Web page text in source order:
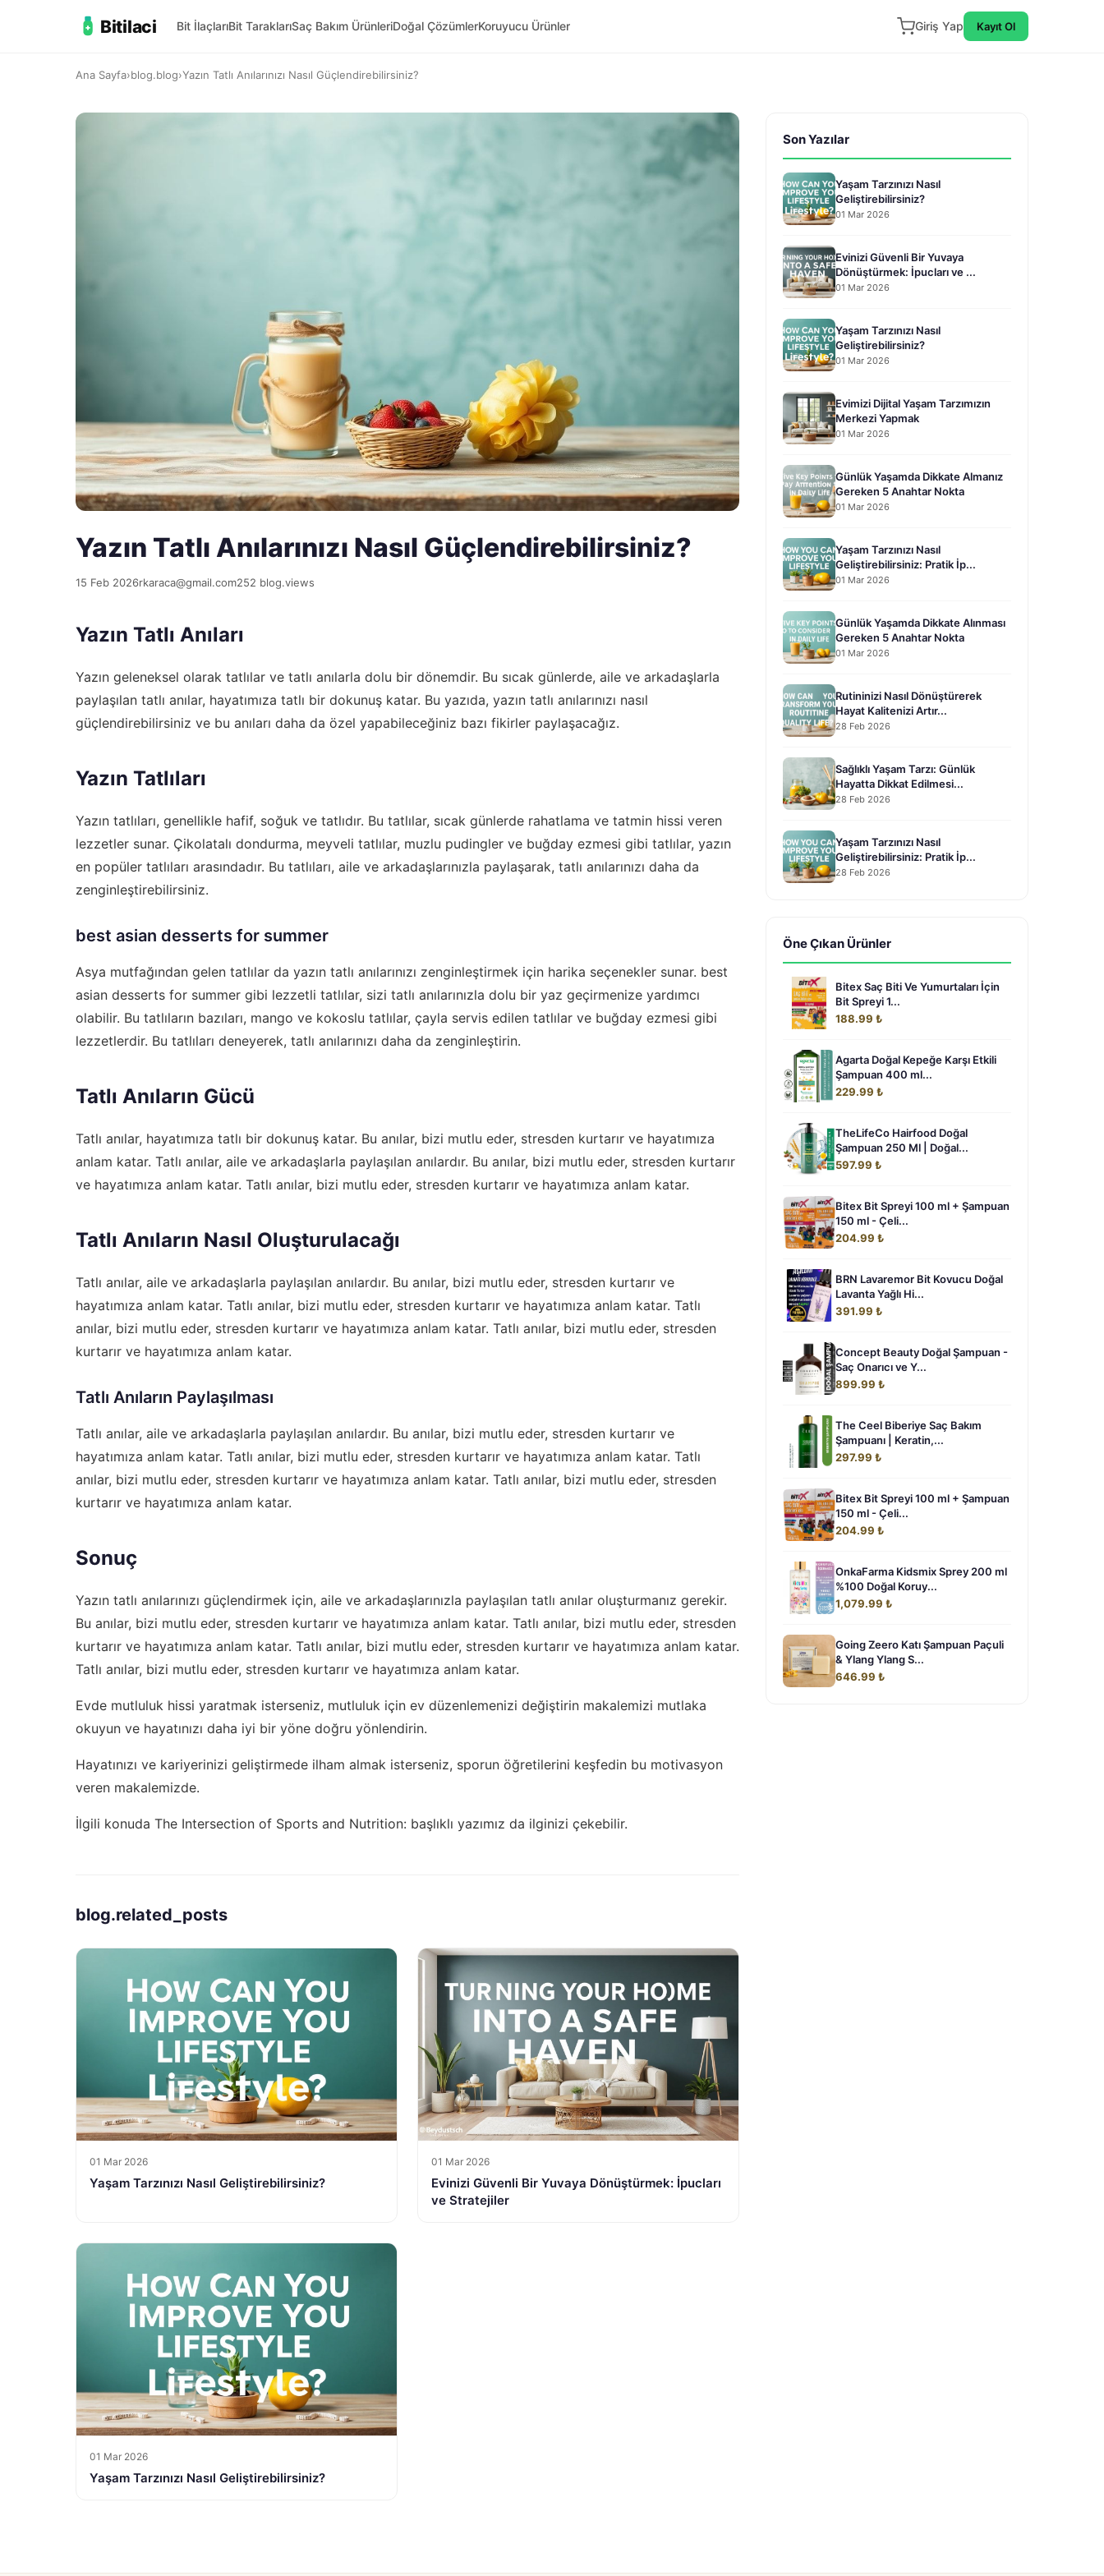
Bitilaci Bit İlaçlarıBit TaraklarıSaç Bakım ÜrünleriDoğal ÇözümlerKoruyucu Ürünler Giriş Yap Kayıt Ol
Ana Sayfa›blog.blog›Yazın Tatlı Anılarınızı Nasıl Güçlendirebilirsiniz?
Yazın Tatlı Anılarınızı Nasıl Güçlendirebilirsiniz?
15 Feb 2026rkaraca@gmail.com252 blog.views
Yazın Tatlı Anıları
Yazın geleneksel olarak tatlılar ve tatlı anılarla dolu bir dönemdir. Bu sıcak günlerde, aile ve arkadaşlarla
paylaşılan tatlı anılar, hayatımıza tatlı bir dokunuş katar. Bu yazıda, yazın tatlı anılarınızı nasıl
güçlendirebilirsiniz ve bu anıları daha da özel yapabileceğiniz bazı fikirler paylaşacağız.
Yazın Tatlıları
Yazın tatlıları, genellikle hafif, soğuk ve tatlıdır. Bu tatlılar, sıcak günlerde rahatlama ve tatmin hissi veren
lezzetler sunar. Çikolatalı dondurma, meyveli tatlılar, muzlu pudingler ve buğday ezmesi gibi tatlılar, yazın
en popüler tatlıları arasındadır. Bu tatlıları, aile ve arkadaşlarınızla paylaşarak, tatlı anılarınızı daha da
zenginleştirebilirsiniz.
best asian desserts for summer
Asya mutfağından gelen tatlılar da yazın tatlı anılarınızı zenginleştirmek için harika seçenekler sunar. best
asian desserts for summer gibi lezzetli tatlılar, sizi tatlı anılarınızla dolu bir yaz geçirmenize yardımcı
olabilir. Bu tatlıların bazıları, mango ve kokoslu tatlılar, çayla servis edilen tatlılar ve buğday ezmesi gibi
lezzetlerdir. Bu tatlıları deneyerek, tatlı anılarınızı daha da zenginleştirin.
Tatlı Anıların Gücü
Tatlı anılar, hayatımıza tatlı bir dokunuş katar. Bu anılar, bizi mutlu eder, stresden kurtarır ve hayatımıza
anlam katar. Tatlı anılar, aile ve arkadaşlarla paylaşılan anılardır. Bu anılar, bizi mutlu eder, stresden kurtarır
ve hayatımıza anlam katar. Tatlı anılar, bizi mutlu eder, stresden kurtarır ve hayatımıza anlam katar.
Tatlı Anıların Nasıl Oluşturulacağı
Tatlı anılar, aile ve arkadaşlarla paylaşılan anılardır. Bu anılar, bizi mutlu eder, stresden kurtarır ve
hayatımıza anlam katar. Tatlı anılar, bizi mutlu eder, stresden kurtarır ve hayatımıza anlam katar. Tatlı
anılar, bizi mutlu eder, stresden kurtarır ve hayatımıza anlam katar. Tatlı anılar, bizi mutlu eder, stresden
kurtarır ve hayatımıza anlam katar.
Tatlı Anıların Paylaşılması
Tatlı anılar, aile ve arkadaşlarla paylaşılan anılardır. Bu anılar, bizi mutlu eder, stresden kurtarır ve
hayatımıza anlam katar. Tatlı anılar, bizi mutlu eder, stresden kurtarır ve hayatımıza anlam katar. Tatlı
anılar, bizi mutlu eder, stresden kurtarır ve hayatımıza anlam katar. Tatlı anılar, bizi mutlu eder, stresden
kurtarır ve hayatımıza anlam katar.
Sonuç
Yazın tatlı anılarınızı güçlendirmek için, aile ve arkadaşlarınızla paylaşılan tatlı anılar oluşturmanız gerekir.
Bu anılar, bizi mutlu eder, stresden kurtarır ve hayatımıza anlam katar. Tatlı anılar, bizi mutlu eder, stresden
kurtarır ve hayatımıza anlam katar. Tatlı anılar, bizi mutlu eder, stresden kurtarır ve hayatımıza anlam katar.
Tatlı anılar, bizi mutlu eder, stresden kurtarır ve hayatımıza anlam katar.
Evde mutluluk hissi yaratmak isterseniz, mutluluk için ev düzenlemenizi değiştirin makalemizi mutlaka
okuyun ve hayatınızı daha iyi bir yöne doğru yönlendirin.
Hayatınızı ve kariyerinizi geliştirmede ilham almak isterseniz, sporun öğretilerini keşfedin bu motivasyon
veren makalemizde.
İlgili konuda The Intersection of Sports and Nutrition: başlıklı yazımız da ilginizi çekebilir.
blog.related_posts
01 Mar 2026
Yaşam Tarzınızı Nasıl Geliştirebilirsiniz?
01 Mar 2026
Evinizi Güvenli Bir Yuvaya Dönüştürmek: İpucları
ve Stratejiler
01 Mar 2026
Yaşam Tarzınızı Nasıl Geliştirebilirsiniz?
Son Yazılar
Yaşam Tarzınızı Nasıl
Geliştirebilirsiniz?
01 Mar 2026
Evinizi Güvenli Bir Yuvaya
Dönüştürmek: İpucları ve ...
01 Mar 2026
Yaşam Tarzınızı Nasıl
Geliştirebilirsiniz?
01 Mar 2026
Evimizi Dijital Yaşam Tarzımızın
Merkezi Yapmak
01 Mar 2026
Günlük Yaşamda Dikkate Almanız
Gereken 5 Anahtar Nokta
01 Mar 2026
Yaşam Tarzınızı Nasıl
Geliştirebilirsiniz: Pratik İp...
01 Mar 2026
Günlük Yaşamda Dikkate Alınması
Gereken 5 Anahtar Nokta
01 Mar 2026
Rutininizi Nasıl Dönüştürerek
Hayat Kalitenizi Artır...
28 Feb 2026
Sağlıklı Yaşam Tarzı: Günlük
Hayatta Dikkat Edilmesi...
28 Feb 2026
Yaşam Tarzınızı Nasıl
Geliştirebilirsiniz: Pratik İp...
28 Feb 2026
Öne Çıkan Ürünler
Bitex Saç Biti Ve Yumurtaları İçin
Bit Spreyi 1...
188.99 ₺
Agarta Doğal Kepeğe Karşı Etkili
Şampuan 400 ml...
229.99 ₺
TheLifeCo Hairfood Doğal
Şampuan 250 Ml | Doğal...
597.99 ₺
Bitex Bit Spreyi 100 ml + Şampuan
150 ml - Çeli...
204.99 ₺
BRN Lavaremor Bit Kovucu Doğal
Lavanta Yağlı Hi...
391.99 ₺
Concept Beauty Doğal Şampuan -
Saç Onarıcı ve Y...
899.99 ₺
The Ceel Biberiye Saç Bakım
Şampuanı | Keratin,...
297.99 ₺
Bitex Bit Spreyi 100 ml + Şampuan
150 ml - Çeli...
204.99 ₺
OnkaFarma Kidsmix Sprey 200 ml
%100 Doğal Koruy...
1,079.99 ₺
Going Zeero Katı Şampuan Paçuli
& Ylang Ylang S...
646.99 ₺